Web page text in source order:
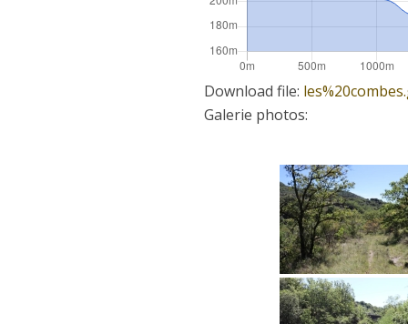
Download file:
Galerie photos: